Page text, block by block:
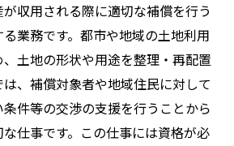
収用される際に適切な補償を行う
業務です。都市や地域の土地利用
土地の形状や用途を整理・再配置
、補償対象者や地域住民に対して
件等の交渉の支援を行うことから
仕事です。この仕事には資格が必